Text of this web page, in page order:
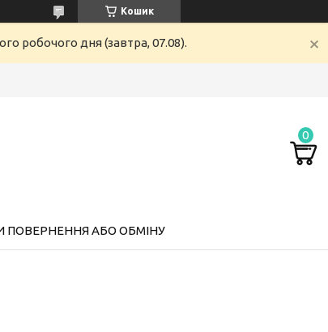
Кошик
робочого дня (завтра, 07.08).
ПОВЕРНЕННЯ АБО ОБМІНУ